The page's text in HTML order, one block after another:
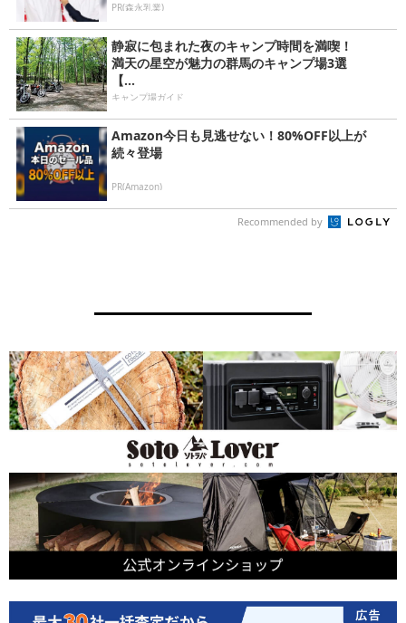
PR(森永乳業)
静寂に包まれた夜のキャンプ時間を満喫！
満天の星空が魅力の群馬のキャンプ場3選
【...
キャンプ場ガイド
Amazon今日も見逃せない！80%OFF以上が
続々登場
PR(Amazon)
Recommended by